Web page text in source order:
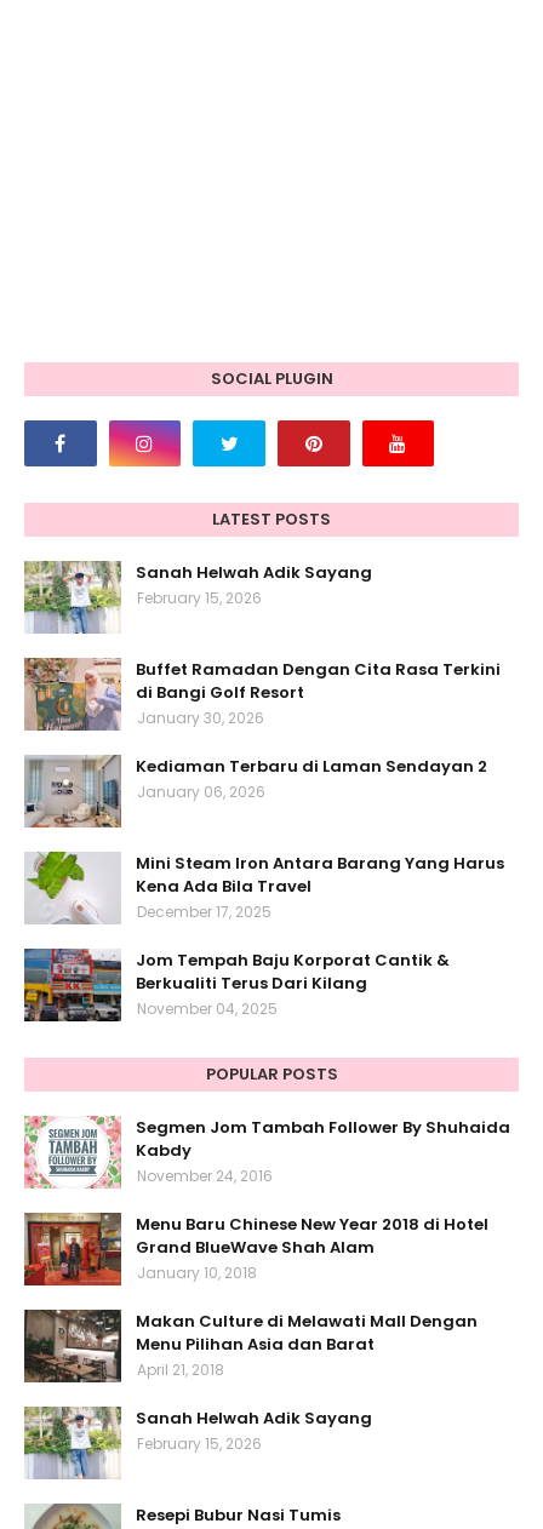
SOCIAL PLUGIN
LATEST POSTS
Sanah Helwah Adik Sayang
February 15, 2026
Buffet Ramadan Dengan Cita Rasa Terkini
di Bangi Golf Resort
January 30, 2026
Kediaman Terbaru di Laman Sendayan 2
January 06, 2026
Mini Steam Iron Antara Barang Yang Harus
Kena Ada Bila Travel
December 17, 2025
Jom Tempah Baju Korporat Cantik &
Berkualiti Terus Dari Kilang
November 04, 2025
POPULAR POSTS
Segmen Jom Tambah Follower By Shuhaida
Kabdy
November 24, 2016
Menu Baru Chinese New Year 2018 di Hotel
Grand BlueWave Shah Alam
January 10, 2018
Makan Culture di Melawati Mall Dengan
Menu Pilihan Asia dan Barat
April 21, 2018
Sanah Helwah Adik Sayang
February 15, 2026
Resepi Bubur Nasi Tumis